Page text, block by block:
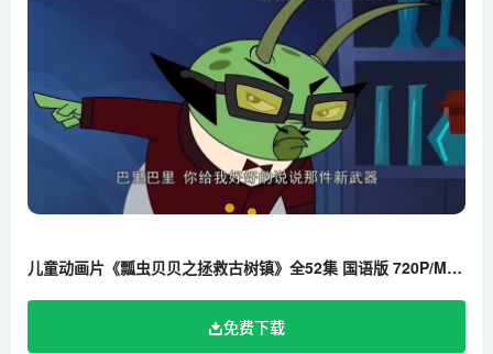
儿童动画片《瓢虫贝贝之拯救古树镇》全52集 国语版 720P/MP4/4.56G 百度云网盘下载
免费下载